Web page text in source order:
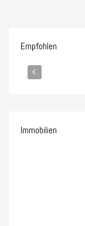
Empfohlen
FEATURED
4.750.000€
Immobilien